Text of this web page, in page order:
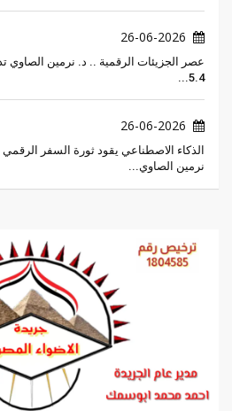
26-06-2026
5.4...
26-06-2026
الذكاء الاصطناعي يقود ثورة السفر
نرمين الصاوي...